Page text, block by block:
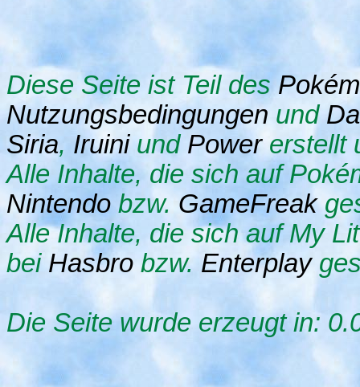
Diese Seite ist Teil des
Nutzungsbedingungen und
Siria, Iruiniund Powererstellt
Alle Inhalte, die sich auf
Nintendo bzw. GameFreak
Alle Inhalte, die sich auf My
bei Hasbro bzw.Enterplay
Die Seite wurde erzeugt in: